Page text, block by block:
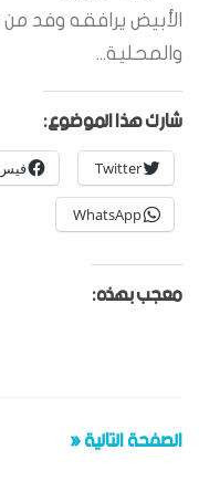
الأبيض يرافقه وفد
والمحلية...
شارك هذا الموضوع:
Twitter
WhatsApp
معجب بهذه:
الصفحة التالية «